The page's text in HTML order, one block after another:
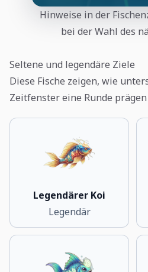
Hinweise in der
bei der Wahl des
Seltene und legendäre Ziele
Diese Fische zeigen, wie
Zeitfenster eine Runde
Legendärer Koi
Legendär